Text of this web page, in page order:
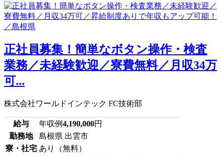
正社員募集！簡単なボタン操作・検査
業務／未経験歓迎／寮費無料／月収34万
可...
株式会社ワールドインテック FC技術部
給与 年収例4,190,000円
勤務地
島根県 出雲市
寮・社宅 あり（無料）